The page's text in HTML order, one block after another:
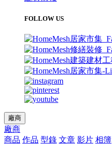
FOLLOW US
廠商
廠商
商品 作品 型錄 文章 影片 相簿